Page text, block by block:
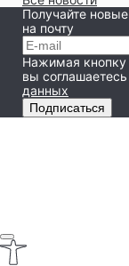
Получайте
на почту
Нажимая кнопку
вы соглашаетесь
данных
Подписаться